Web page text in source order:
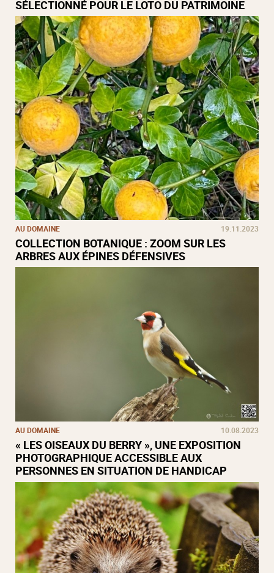
SÉLECTIONNÉ POUR LE LOTO DU PATRIMOINE
AU DOMAINE 19.11.2023
COLLECTION BOTANIQUE : ZOOM SUR LES
ARBRES AUX ÉPINES DÉFENSIVES
AU DOMAINE 10.08.2023
« LES OISEAUX DU BERRY », UNE EXPOSITION
PHOTOGRAPHIQUE ACCESSIBLE AUX
PERSONNES EN SITUATION DE HANDICAP